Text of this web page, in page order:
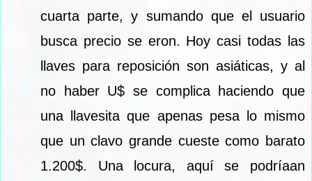
cuarta parte, y sumando que el usuario
busca precio se eron. Hoy casi todas las
llaves para reposición son asiáticas, y al
no haber U$ se complica haciendo que
una llavesita que apenas pesa lo mismo
que un clavo grande cueste como barato
1.200$. Una locura, aquí se podríaan